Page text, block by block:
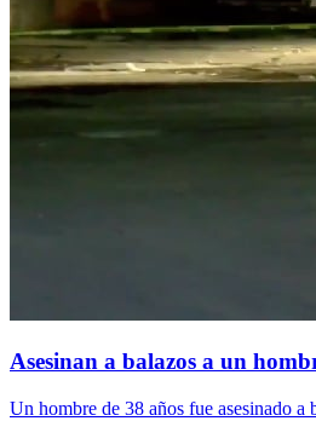
Asesinan a balazos a un
Un hombre de 38 años fue asesinado a